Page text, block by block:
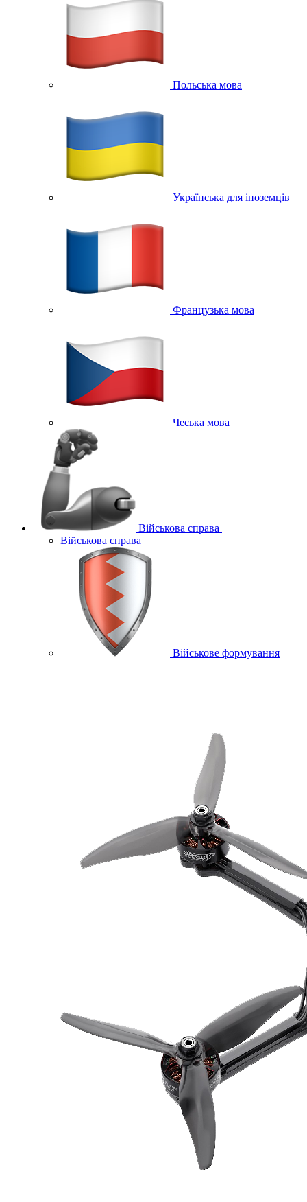
Польська мова
Українська для іноземців
Французька мова
Чеська мова
Військова справа
Військова справа
Військове формування